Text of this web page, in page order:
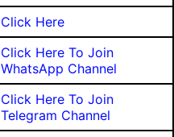
Click Here
Click Here To Join
WhatsApp Channel
Click Here To Join
Telegram Channel